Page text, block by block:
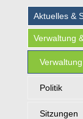
Aktuelles &
Verwaltung
Verwaltung
Politik
Sitzungen